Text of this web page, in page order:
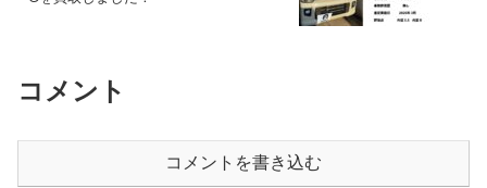
コメント
コメントを書き込む